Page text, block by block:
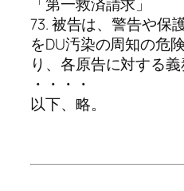
73. 被告は、警告や保
をDU汚染の周知の危
り、各原告に対する義
・・・・
以下、略。